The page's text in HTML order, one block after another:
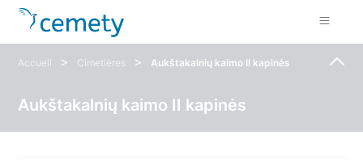
Accueil > Cimetières > Aukštakalnių kaimo II kapinės
Aukštakalnių kaimo II kapinės